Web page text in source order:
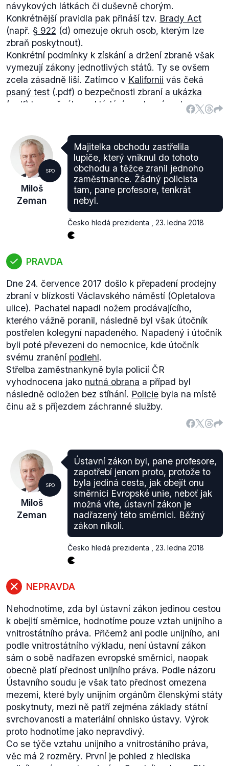
návykových látkách či duševně chorým.
Konkrétnější pravidla pak přináší tzv. Brady Act
(např. § 922 (d) omezuje okruh osob, kterým lze
zbraň poskytnout).
Konkrétní podmínky k získání a držení zbraně však
vymezují zákony jednotlivých států. Ty se ovšem
zcela zásadně liší. Zatímco v Kalifornii vás čeká
psaný test (.pdf) o bezpečnosti zbraní a ukázka
(.pdf) bezpečného nakládání se zbraní pod
není třeba
jsou tak pouze obecné federální normy. Zeman má
však pravdu, když říká, že za dodržení dalších
regulací mají Američané obecně právo držet zbraň.
SPO
Miloš
Zeman
Majitelka obchodu zastřelila
lupiče, který vniknul do tohoto
obchodu a těžce zranil jednoho
zaměstnance. Žádný policista
tam, pane profesore, tenkrát
nebyl.
Česko hledá prezidenta 23. ledna 2018
PRAVDA
Dne 24. července 2017 došlo k přepadení prodejny
zbraní v blízkosti Václavského náměstí (Opletalova
ulice). Pachatel napadl nožem prodávajícího,
kterého vážně poranil, následně byl však útočník
postřelen kolegyní napadeného. Napadený i útočník
byli poté převezeni do nemocnice, kde útočník
svému zranění podlehl.
Střelba zaměstnankyně byla policií ČR
vyhodnocena jako nutná obrana a případ byl
následně odložen bez stíhání. Policie byla na místě
činu až s příjezdem záchranné služby.
SPO
Miloš
Zeman
Ústavní zákon byl, pane profesore,
zapotřebí jenom proto, protože to
byla jediná cesta, jak obejít onu
směrnici Evropské unie, neboť jak
možná víte, ústavní zákon je
nadřazený této směrnici. Běžný
zákon nikoli.
Česko hledá prezidenta 23. ledna 2018
NEPRAVDA
Nehodnotíme, zda byl ústavní zákon jedinou cestou
k obejití směrnice, hodnotíme pouze vztah unijního a
vnitrostátního práva. Přičemž ani podle unijního, ani
podle vnitrostátního výkladu, není ústavní zákon
sám o sobě nadřazen evropské směrnici, naopak
obecně platí přednost unijního práva. Podle názoru
Ústavního soudu je však tato přednost omezena
mezemi, které byly unijním orgánům členskými státy
poskytnuty, mezi ně patří zejména základy státní
svrchovanosti a materiální ohnisko ústavy. Výrok
proto hodnotíme jako nepravdivý.
Co se týče vztahu unijního a vnitrostáního práva,
věc má 2 rozměry. První je pohled z hlediska